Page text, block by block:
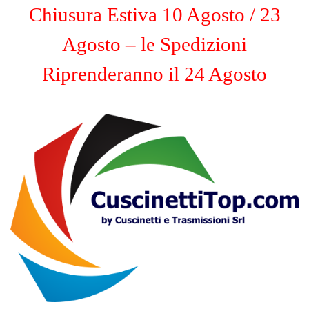
Chiusura Estiva 10 Agosto / 23
Agosto – le Spedizioni
Riprenderanno il 24 Agosto